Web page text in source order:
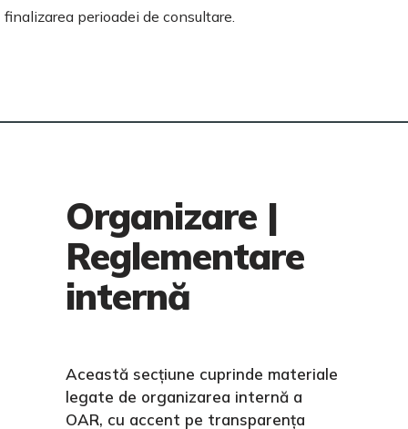
finalizarea perioadei de consultare.
Organizare |
Reglementare
internă
Această secțiune cuprinde materiale
legate de organizarea internă a
OAR, cu accent pe transparența